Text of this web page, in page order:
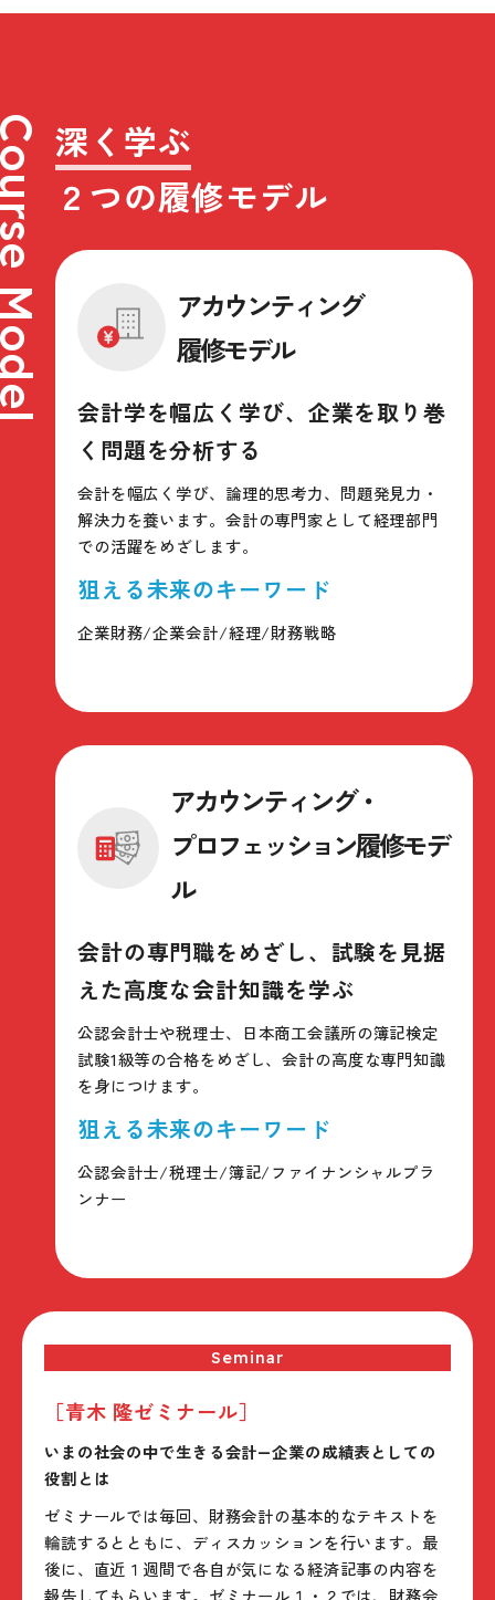
深く学ぶ
２つの履修モデル
アカウンティング
履修モデル
会計学を幅広く学び、企業を取り巻
く問題を分析する
会計を幅広く学び、論理的思考力、問題発見力・
解決力を養います。会計の専門家として経理部門
での活躍をめざします。
狙える未来のキーワード
企業財務/企業会計/経理/財務戦略
アカウンティング・
プロフェッション履修モデ
ル
会計の専門職をめざし、 試験を見据
えた高度な会計知識を学ぶ
公認会計士や税理士、日本商工会議所の簿記検定
試験1級等の合格をめざし、会計の高度な専門知識
を身につけます。
狙える未来のキーワード
公認会計士/税理士/簿記/ファイナンシャルプラ
ンナー
Seminar
［青木 隆ゼミナール］
いまの社会の中で生きる会計―企業の成績表としての
役割とは
ゼミナールでは毎回、財務会計の基本的なテキストを
輪読するとともに、ディスカッションを行います。最
後に、直近１週間で各自が気になる経済記事の内容を
報告してもらいます。ゼミナール１・２では、財務会